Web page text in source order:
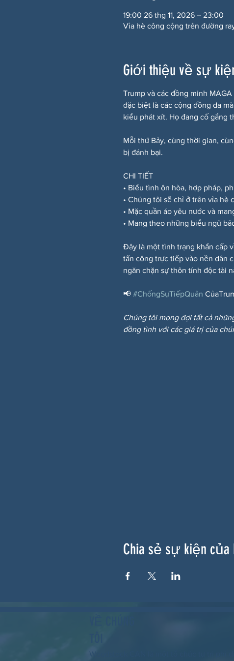
19:00 26 thg 11, 2026 – 23:00
Vỉa hè công cộng trên đường
Giới thiệu về sự
Trump và các đồng minh
đặc biệt là các cộng đồng da
kiểu phát xít. Họ đang cố gắng
Mỗi thứ Bảy, cùng thời gian,
bị đánh bại.
CHI TIẾT
• Biểu tình ôn hòa, hợp pháp,
• Chúng tôi sẽ chỉ ở trên vỉa hè
• Mặc quần áo yêu nước và
• Mang theo những biểu ngữ
Đây là một tình trạng khẩn cấp
tấn công trực tiếp vào nền dân
ngăn chặn sự thôn tính độc tài
📢 #ChốngSựTiếpQuản
Chúng tôi mong đợi tất cả
đồng tình với các giá trị của
Chia sẻ sự kiện của